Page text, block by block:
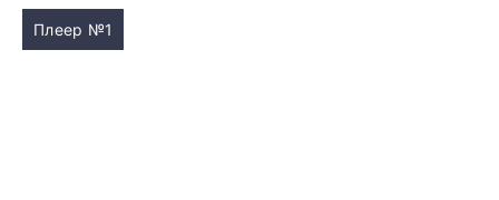
Плеер №1